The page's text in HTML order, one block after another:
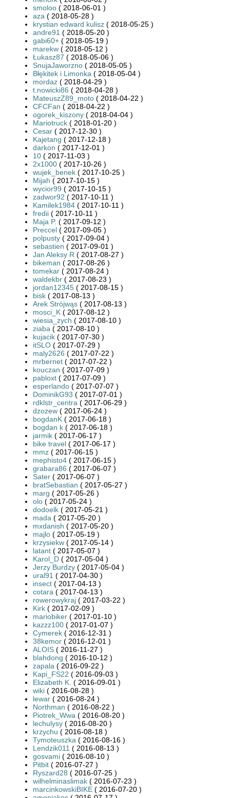
smoloo ( 2018-06-01 )
aza ( 2018-05-28 )
krystian edward kulisz ( 2018-05-25 )
andre91 ( 2018-05-20 )
gabi60+ ( 2018-05-19 )
marekw ( 2018-05-12 )
Łukasz87 ( 2018-05-06 )
SnujaJaworzno ( 2018-05-05 )
Błękitek i Limonka ( 2018-05-04 )
mordaz ( 2018-04-29 )
t.nowicki86 ( 2018-04-28 )
MateuszZ89_moto ( 2018-04-22 )
CFCFan ( 2018-04-22 )
ogorek_kiszony ( 2018-04-04 )
Mariotruck ( 2018-01-20 )
Cesar ( 2017-12-30 )
Kajetang ( 2017-12-18 )
darkon ( 2017-12-01 )
10 ( 2017-11-03 )
2x1000 ( 2017-10-26 )
wujek_benek ( 2017-10-25 )
Mijah ( 2017-10-15 )
wycior99 ( 2017-10-15 )
zadwor92 ( 2017-10-11 )
Kamilek1984 ( 2017-10-11 )
fredii ( 2017-10-11 )
Maja P. ( 2017-09-12 )
Preccel ( 2017-09-05 )
polpusty ( 2017-09-04 )
sebastien ( 2017-09-01 )
Jan Aleksy R ( 2017-08-27 )
bikeman ( 2017-08-26 )
tomekar ( 2017-08-24 )
waldekbr ( 2017-08-23 )
jordan12345 ( 2017-08-15 )
bisk ( 2017-08-13 )
Arek Strójwąs ( 2017-08-13 )
mosci_K ( 2017-08-12 )
wiesia_zych ( 2017-08-10 )
ziaba ( 2017-08-10 )
kujacik ( 2017-07-30 )
itSLO ( 2017-07-29 )
maly2626 ( 2017-07-22 )
mrbernet ( 2017-07-22 )
kouczan ( 2017-07-09 )
pabloxt ( 2017-07-09 )
esperlando ( 2017-07-07 )
DominikG93 ( 2017-07-01 )
rdklstr_centra ( 2017-06-29 )
dzozew ( 2017-06-24 )
bogdanK ( 2017-06-18 )
bogdan k ( 2017-06-18 )
jarmik ( 2017-06-17 )
bike travel ( 2017-06-17 )
mmz ( 2017-06-15 )
mephisto4 ( 2017-06-15 )
grabara86 ( 2017-06-07 )
Sater ( 2017-06-07 )
bratSebastian ( 2017-05-27 )
marg ( 2017-05-26 )
olo ( 2017-05-24 )
dodoelk ( 2017-05-21 )
mada ( 2017-05-20 )
mxdanish ( 2017-05-20 )
majlo ( 2017-05-19 )
krzysiekw ( 2017-05-14 )
latant ( 2017-05-07 )
Karol_D ( 2017-05-04 )
Jerzy Burdzy ( 2017-05-04 )
ural91 ( 2017-04-30 )
insect ( 2017-04-13 )
cotara ( 2017-04-13 )
rowerowykraj ( 2017-03-22 )
Kirk ( 2017-02-09 )
mariobiker ( 2017-01-10 )
kazzz100 ( 2017-01-07 )
Cymerek ( 2016-12-31 )
38kemor ( 2016-12-01 )
ALOIS ( 2016-11-27 )
blahdong ( 2016-10-12 )
zapala ( 2016-09-22 )
Kapi_FS22 ( 2016-09-03 )
Elizabeth K. ( 2016-09-01 )
wiki ( 2016-08-28 )
lewar ( 2016-08-24 )
Northman ( 2016-08-22 )
Piotrek_Wwa ( 2016-08-20 )
lechulysy ( 2016-08-20 )
krzychu ( 2016-08-18 )
Tymoteuszka ( 2016-08-16 )
Lendzik011 ( 2016-08-13 )
gosvami ( 2016-08-10 )
Pitbit ( 2016-07-27 )
Ryszard28 ( 2016-07-25 )
wilhelminaslimak ( 2016-07-23 )
marcinkowskiBIKE ( 2016-07-20 )